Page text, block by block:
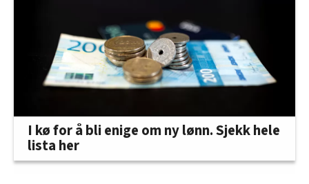
I kø for å bli enige om ny lønn. Sjekk hele
lista her